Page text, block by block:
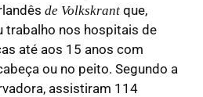
de Volkskrant que,
trabalho nos hospitais de
até aos 15 anos com
ou no peito. Segundo a
assistiram 114